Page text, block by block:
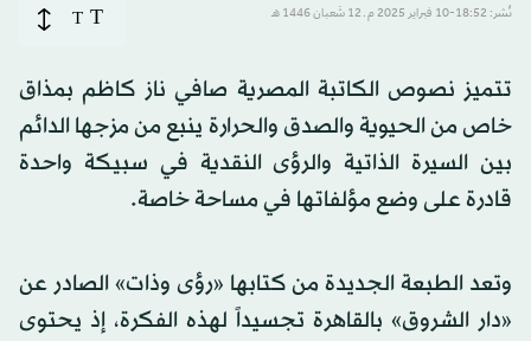
نُشر: 18:52-10 فبراير 2025 م ـ 12 شَعبان 1446 هـ T
T
تتميز نصوص الكاتبة المصرية صافي ناز كاظم بمذاق
خاص من الحيوية والصدق والحرارة ينبع من مزجها الدائم
بين السيرة الذاتية والرؤى النقدية في سبيكة واحدة
قادرة على وضع مؤلفاتها في مساحة خاصة.
وتعد الطبعة الجديدة من كتابها «رؤى وذات» الصادر عن
«دار الشروق» بالقاهرة تجسيداً لهذه الفكرة، إذ يحتوى